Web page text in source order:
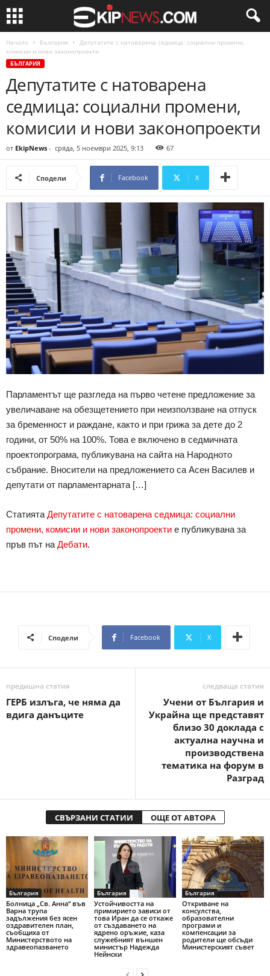
Начало България
Депутатите с натоварена седмица: социални промени,
комисии и нови законопроекти
БЪЛГАРИЯ
Депутатите с натоварена
седмица: социални промени,
комисии и нови законопроекти
от EkipNews - сряда, 5 ноември 2025, 9:13 67
Сподели Facebook X
Парламентът ще разгледа на първо четене предложение за
увеличаване на обезщетението при неизползване на отпуск
за бременност и раждане, както и при грижа за дете до 2
години, от 50% на 100%. Това е включено в седмичната
проектопрограма, публикувана на сайта на Народното
събрание. Вносители на предложението са Асен Василев и
депутати от парламентарната […]
Статията Депутатите с натоварена седмица: социални
промени, комисии и нови законопроекти е публикувана за
пръв път на Дебати.
Сподели Facebook X
предишна статия
ГЕРБ излъга, че няма да
вдига данъците
следваща статия
Учени от България и
Украйна ще представят
близо 30 доклада с
актуална научна и
производствена
тематика на форум в
Разград
СВЪРЗАНИ СТАТИИ ОЩЕ ОТ АВТОРА
България
Болница „Св. Анна“ във
Варна трупа
задължения без ясен
оздравителен план,
съобщиха от
Министерството на
здравеопазването
България
Устойчивостта на
примирието зависи от
това Иран да се откаже
от създаването на
ядрено оръжие, каза
служебният външен
министър Надежда
Нейнски
България
Откриване на
консулства,
образователни
програми и
компенсации за
родители ще обсъди
Министерският съвет